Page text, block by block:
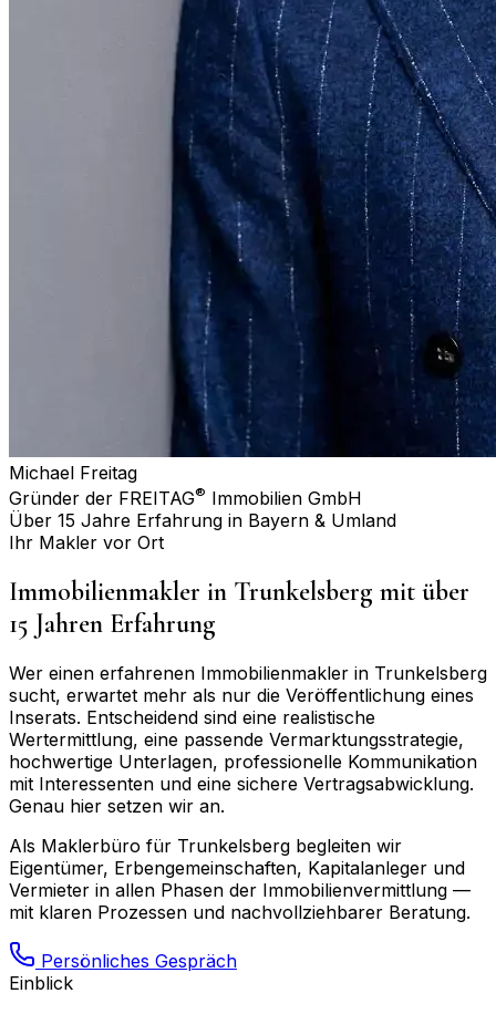
Michael Freitag
Gründer der FREITAG® Immobilien GmbH
Über 15 Jahre Erfahrung in Bayern & Umland
Ihr Makler vor Ort
Immobilienmakler in Trunkelsberg mit über
15 Jahren Erfahrung
Wer einen erfahrenen Immobilienmakler in Trunkelsberg
sucht, erwartet mehr als nur die Veröffentlichung eines
Inserats. Entscheidend sind eine realistische
Wertermittlung, eine passende Vermarktungsstrategie,
hochwertige Unterlagen, professionelle Kommunikation
mit Interessenten und eine sichere Vertragsabwicklung.
Genau hier setzen wir an.
Als Maklerbüro für Trunkelsberg begleiten wir
Eigentümer, Erbengemeinschaften, Kapitalanleger und
Vermieter in allen Phasen der Immobilienvermittlung —
mit klaren Prozessen und nachvollziehbarer Beratung.
Persönliches Gespräch
Einblick